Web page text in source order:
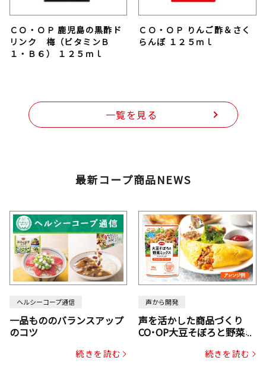
ＣＯ・ＯＰ 鹿児島の黒酢ド
リンク 梅（ビタミンＢ
１・Ｂ６） １２５ｍｌ
ＣＯ・ＯＰ りんご酢＆さく
らんぼ １２５ｍｌ
一覧を見る
最新コープ商品NEWS
ヘルシーコープ通信
一品もののバランスアップ
のコツ
続きを読む
声から開発
声を活かした商品づくり
CO･OP大豆そぼろと野菜ミ
じん・コーン入り）続きを読む